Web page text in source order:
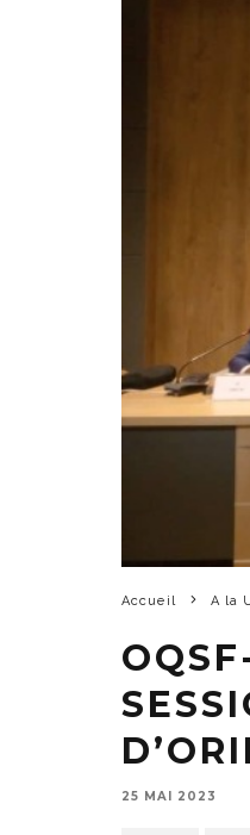
Accueil A la
25 MAI 2023